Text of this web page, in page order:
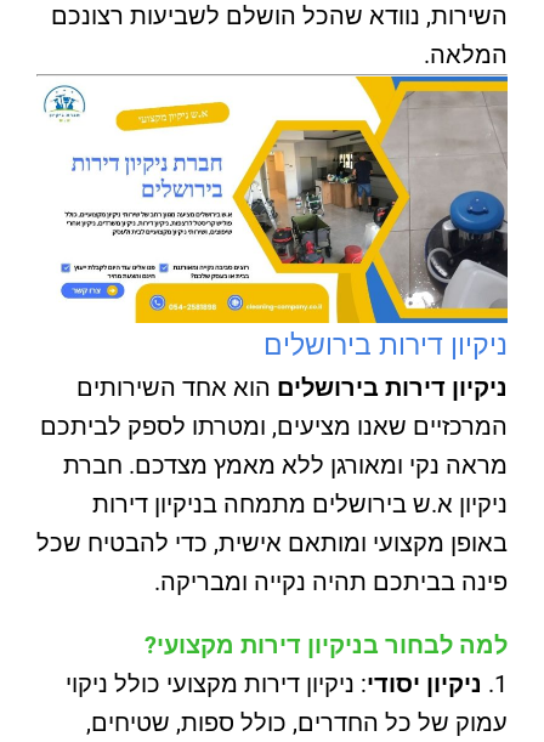
השירות, נוודא שהכל הושלם לשביעות רצונכם
המלאה.
ניקיון דירות בירושלים
ניקיון דירות בירושלים הוא אחד השירותים
המרכזיים שאנו מציעים, ומטרתו לספק לביתכם
מראה נקי ומאורגן ללא מאמץ מצדכם. חברת
ניקיון א.ש בירושלים מתמחה בניקיון דירות
באופן מקצועי ומותאם אישית, כדי להבטיח שכל
פינה בביתכם תהיה נקייה ומבריקה.
למה לבחור בניקיון דירות מקצועי?
ניקיון יסודי: ניקיון דירות מקצועי כולל ניקוי
עמוק של כל החדרים, כולל ספות, שטיחים,